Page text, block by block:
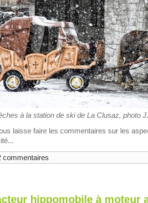
à la station de ski de La Clusaz, photo
laisse faire les commentaires sur les
commentaires
hippomobile à moteur